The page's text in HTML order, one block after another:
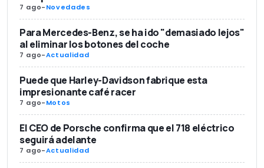
7 ago-Novedades
Para Mercedes-Benz, se ha ido "demasiado lejos"
al eliminar los botones del coche
7 ago-Actualidad
Puede que Harley-Davidson fabrique esta
impresionante café racer
7 ago-Motos
El CEO de Porsche confirma que el 718 eléctrico
seguirá adelante
7 ago-Actualidad